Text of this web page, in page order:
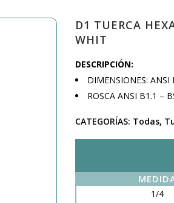
D1 TUERCA
WHIT
DESCRIPCIÓN:
DIMENSIONES: ANSI
ROSCA ANSI B1.1 –
CATEGORÍAS: Todas,
1/4